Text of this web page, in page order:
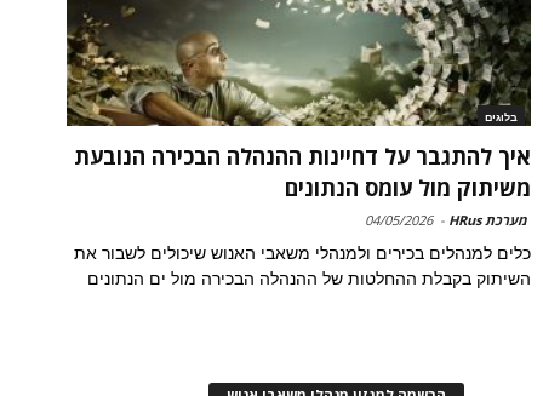
בלוגים
איך להתגבר על דחיינות ההנהלה הבכירה הנובעת
משיתוק מול עומס הנתונים
מערכת HRus -
04/05/2026
כלים למנהלים בכירים ולמנהלי משאבי האנוש שיכולים לשבור את
השיתוק בקבלת ההחלטות של ההנהלה הבכירה מול ים הנתונים